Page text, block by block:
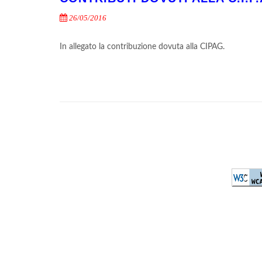
26/05/2016
In allegato la contribuzione dovuta alla CIPAG.